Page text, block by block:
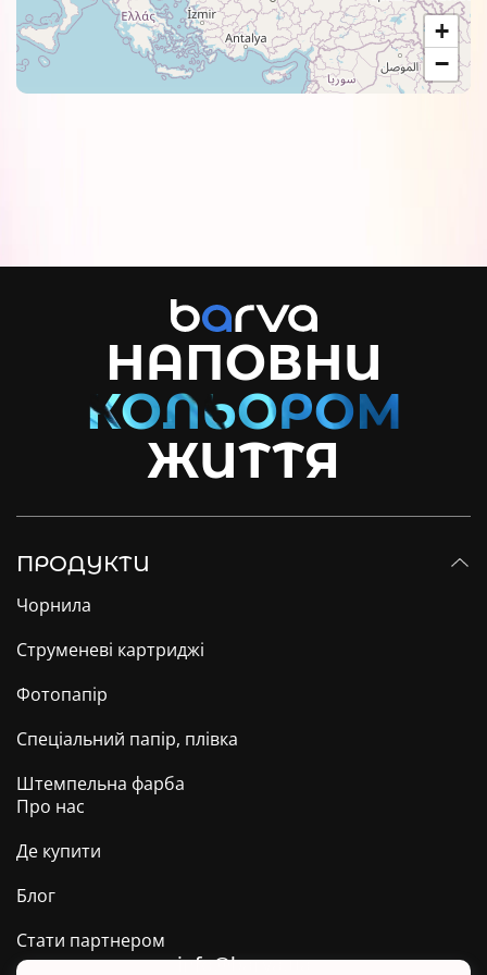
+
−
НАПОВНИ
ЖИТТЯ
ПРОДУКТИ
Чорнила
Струменеві картриджі
Фотопапір
Спеціальний папір, плівка
Штемпельна фарба
Про нас
Де купити
Блог
Стати партнером
info@barva.ua